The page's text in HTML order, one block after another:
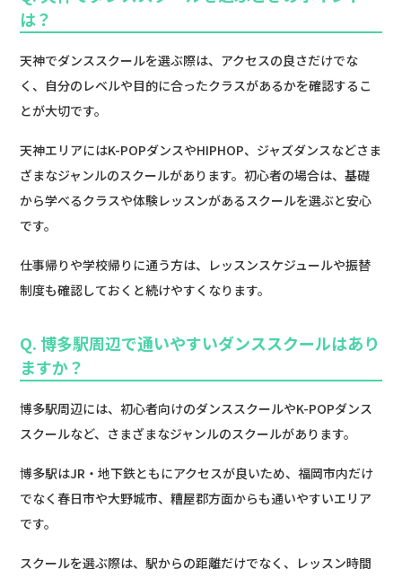
は？
天神でダンススクールを選ぶ際は、アクセスの良さだけでな
く、自分のレベルや目的に合ったクラスがあるかを確認するこ
とが大切です。
天神エリアにはK-POPダンスやHIPHOP、ジャズダンスなどさま
ざまなジャンルのスクールがあります。初心者の場合は、基礎
から学べるクラスや体験レッスンがあるスクールを選ぶと安心
です。
仕事帰りや学校帰りに通う方は、レッスンスケジュールや振替
制度も確認しておくと続けやすくなります。
Q. 博多駅周辺で通いやすいダンススクールはあり
ますか？
博多駅周辺には、初心者向けのダンススクールやK-POPダンス
スクールなど、さまざまなジャンルのスクールがあります。
博多駅はJR・地下鉄ともにアクセスが良いため、福岡市内だけ
でなく春日市や大野城市、糟屋郡方面からも通いやすいエリア
です。
スクールを選ぶ際は、駅からの距離だけでなく、レッスン時間